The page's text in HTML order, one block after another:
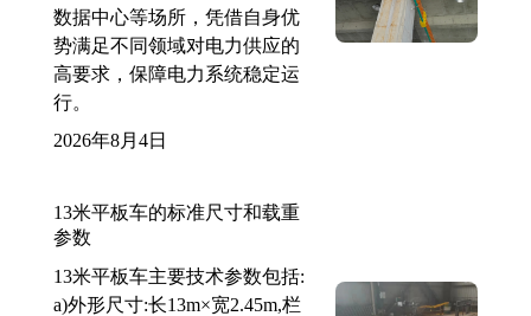
数据中心等场所，凭借自身优
势满足不同领域对电力供应的
高要求，保障电力系统稳定运
行。
2026年8月4日
13米平板车的标准尺寸和载重
参数
13米平板车主要技术参数包括:
a)外形尺寸:长13m×宽2.45m,栏